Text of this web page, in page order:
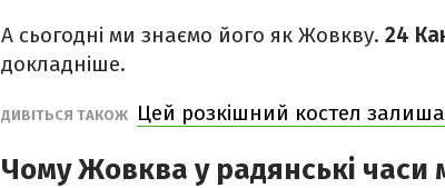
А сьогодні ми знаємо його як Жовкву. 24
докладніше.
ДИВІТЬСЯ ТАКОЖ Цей розкішний костел
Чому Жовква у радянські часи